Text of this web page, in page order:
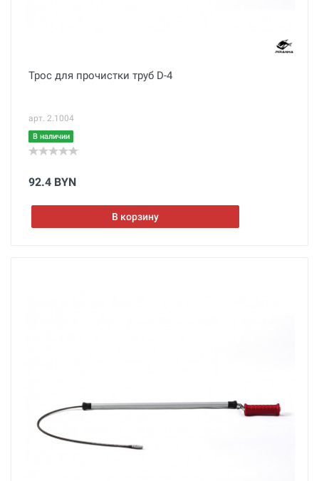
Трос для прочистки труб D-4
арт. 2.1004
В наличии
92.4 BYN
В корзину